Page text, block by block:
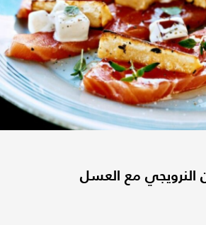
النرويجي مع العسل